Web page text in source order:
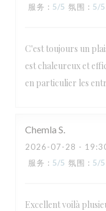
服务 : 5/5 氛围 : 5/5
C'est toujours un
est chaleureux et
en particulier les
Chemla S
2026-07-28 -
服务 : 5/5 氛围 : 5/5
Excellent voilà